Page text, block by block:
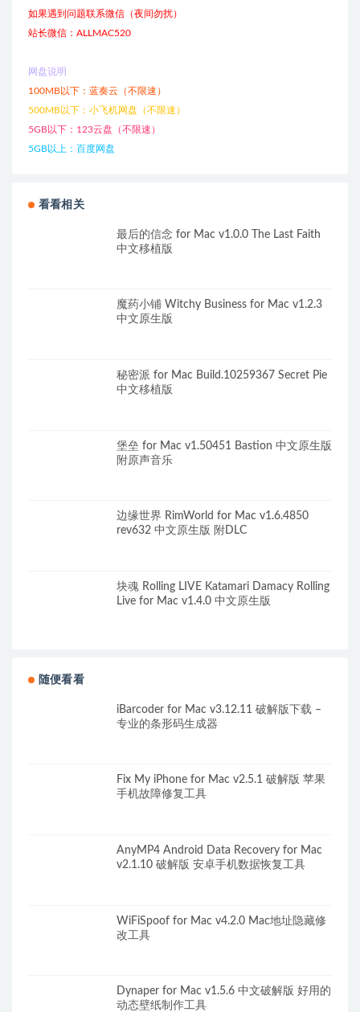
如果遇到问题联系微信（夜间勿扰）
站长微信：ALLMAC520
网盘说明
100MB以下：蓝奏云（不限速）
500MB以下：小飞机网盘（不限速）
5GB以下：123云盘（不限速）
5GB以上：百度网盘
看看相关
最后的信念 for Mac v1.0.0 The Last Faith
中文移植版
魔药小铺 Witchy Business for Mac v1.2.3
中文原生版
秘密派 for Mac Build.10259367 Secret Pie
中文移植版
堡垒 for Mac v1.50451 Bastion 中文原生版
附原声音乐
边缘世界 RimWorld for Mac v1.6.4850
rev632 中文原生版 附DLC
块魂 Rolling LIVE Katamari Damacy Rolling
Live for Mac v1.4.0 中文原生版
随便看看
iBarcoder for Mac v3.12.11 破解版下载 –
专业的条形码生成器
Fix My iPhone for Mac v2.5.1 破解版 苹果
手机故障修复工具
AnyMP4 Android Data Recovery for Mac
v2.1.10 破解版 安卓手机数据恢复工具
WiFiSpoof for Mac v4.2.0 Mac地址隐藏修
改工具
Dynaper for Mac v1.5.6 中文破解版 好用的
动态壁纸制作工具